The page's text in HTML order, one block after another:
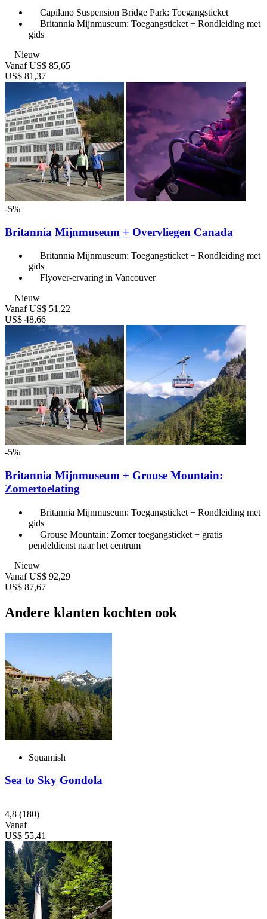
Capilano Suspension Bridge Park: Toegangsticket
Britannia Mijnmuseum: Toegangsticket + Rondleiding met
gids
Nieuw
Vanaf US$ 85,65
US$ 81,37
-5%
Britannia Mijnmuseum + Overvliegen Canada
Britannia Mijnmuseum: Toegangsticket + Rondleiding met
gids
Flyover-ervaring in Vancouver
Nieuw
Vanaf US$ 51,22
US$ 48,66
-5%
Britannia Mijnmuseum + Grouse Mountain:
Zomertoelating
Britannia Mijnmuseum: Toegangsticket + Rondleiding met
gids
Grouse Mountain: Zomer toegangsticket + gratis
pendeldienst naar het centrum
Nieuw
Vanaf US$ 92,29
US$ 87,67
Andere klanten kochten ook
Squamish
Sea to Sky Gondola
4,8 (180)
Vanaf
US$ 55,41